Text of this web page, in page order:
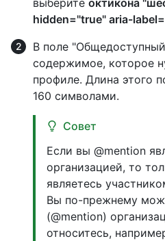
hidden="true" aria-
В поле
содержимое, которое
профиле. Длина этого
160 символами.
Совет
Если вы @mention
организацией, то
являетесь
Вы по-прежнему
(@mention)
относитесь,